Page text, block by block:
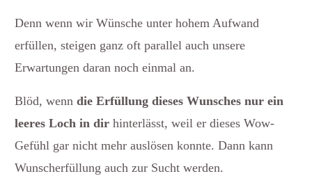
Denn wenn wir Wünsche unter hohem Aufwand
erfüllen, steigen ganz oft parallel auch unsere
Erwartungen daran noch einmal an.
Blöd, wenn die Erfüllung dieses Wunsches nur ein
leeres Loch in dir hinterlässt, weil er dieses Wow-
Gefühl gar nicht mehr auslösen konnte. Dann kann
Wunscherfüllung auch zur Sucht werden.